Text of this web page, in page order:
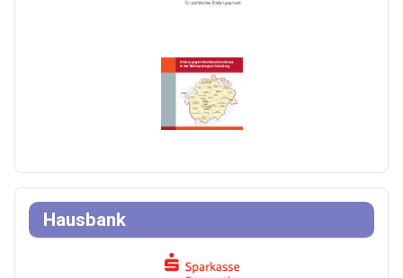
Hausbank